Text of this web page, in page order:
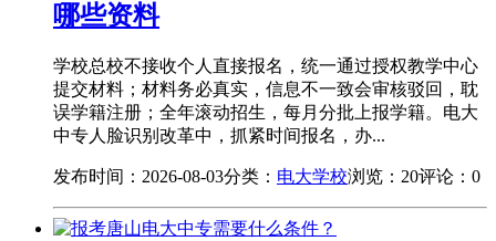
哪些资料
学校总校不接收个人直接报名，统一通过授权教学中心
提交材料；材料务必真实，信息不一致会审核驳回，耽
误学籍注册；全年滚动招生，每月分批上报学籍。电大
中专人脸识别改革中，抓紧时间报名，办...
发布时间：2026-08-03分类： 电大学校浏览：20评论：0